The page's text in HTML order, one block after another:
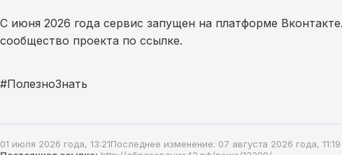
С июня 2026 года сервис запущен на платформе
сообщество проекта по ссылке.
#ПолезноЗнать
01 июля 2026 года, 13:21Последнее изменение: 07 августа 2026 года, 11:19